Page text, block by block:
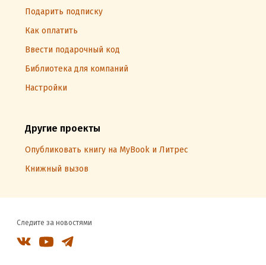
Подарить подписку
Как оплатить
Ввести подарочный код
Библиотека для компаний
Настройки
Другие проекты
Опубликовать книгу на MyBook и Литрес
Книжный вызов
Следите за новостями